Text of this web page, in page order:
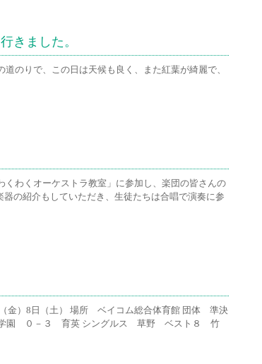
きました。
のりで、この日は天候も良く、また紅葉が綺麗で、
わくオーケストラ教室」に参加し、楽団の皆さんの
の紹介もしていただき、生徒たちは合唱で演奏に参
金）8日（土） 場所 ベイコム総合体育館 団体 準決
０－３ 育英 シングルス 草野 ベスト８ 竹